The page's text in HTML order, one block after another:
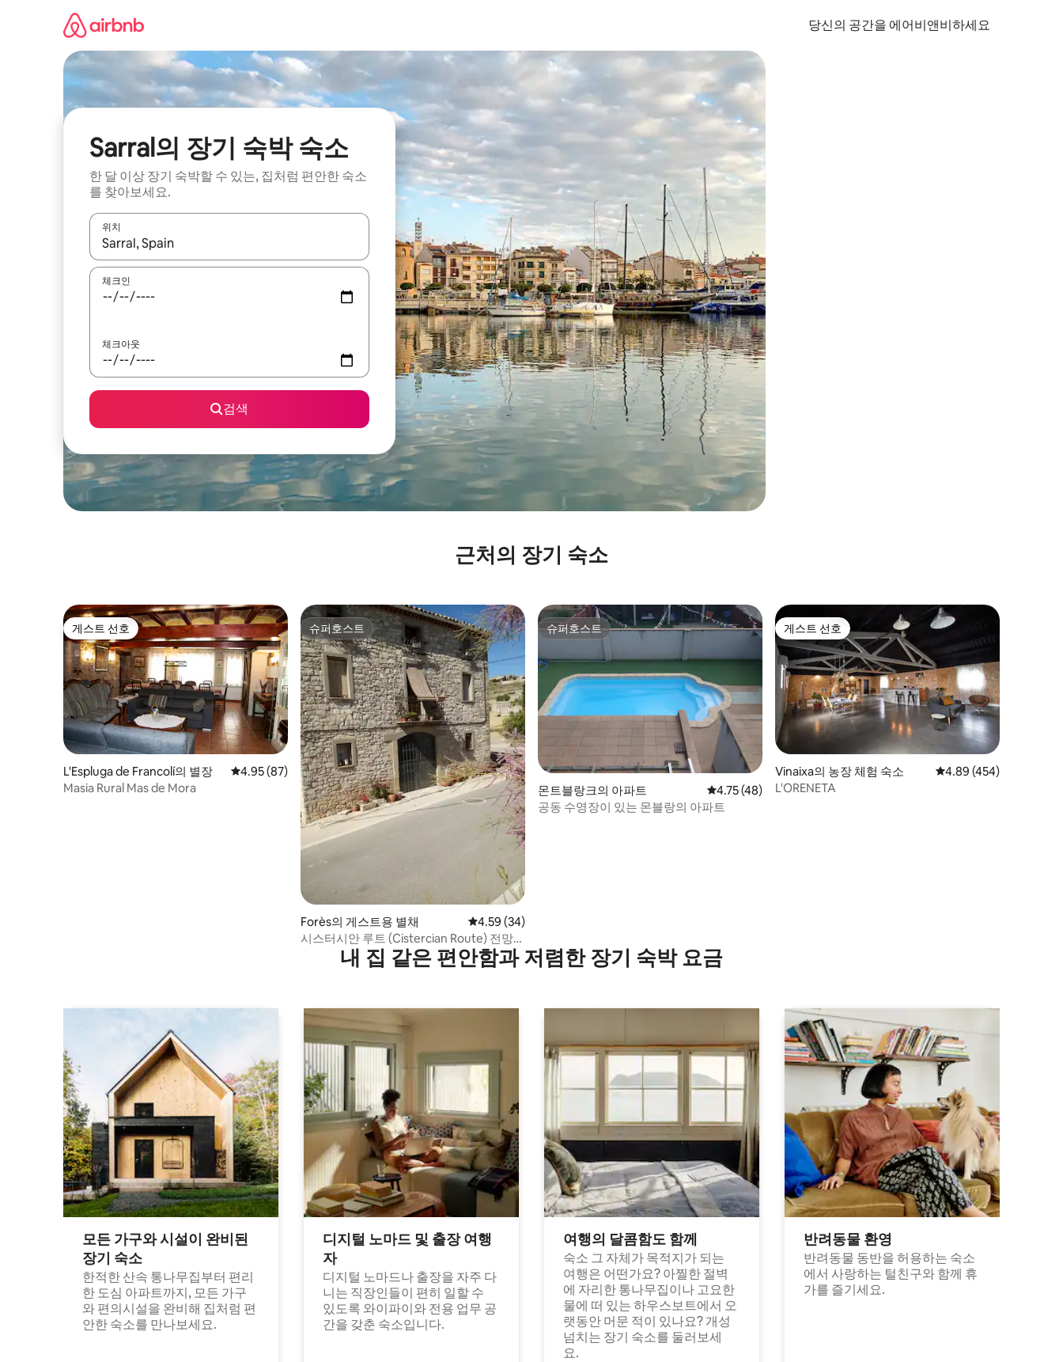
당신의 공간을 에어비앤비하세요
Sarral의 장기 숙박 숙소
한 달 이상 장기 숙박할 수 있는, 집처럼 편안한 숙소
를 찾아보세요.
위치
결과가 나오면 위·아래 화살표 키를 사용하거나 터치 또는 스와이프 동작으로 탐색하세요.
체크인
체크아웃
검색
근처의 장기 숙소
게스트 선호
게스트 선호
L'Espluga de Francolí의 별장 평점 4.95점(5점 만점), 후기 87개
4.95 (87)
Masia Rural Mas de Mora
슈퍼호스트
슈퍼호스트
Forès의 게스트용 별채 평점 4.59점(5점 만점), 후기 34개
4.59 (34)
시스터시안 루트 (Cistercian Route) 전망을
감상할 수 있는 실내 석조 주택
슈퍼호스트
슈퍼호스트
몬트블랑크의 아파트 평점 4.75점(5점 만점), 후기 48개
4.75 (48)
공동 수영장이 있는 몬블랑의 아파트
게스트 선호
게스트 선호
Vinaixa의 농장 체험 숙소 평점 4.89점(5점 만점),
4.89 (454)
L'ORENETA
내 집 같은 편안함과 저렴한 장기 숙박 요금
모든 가구와 시설이 완비된
장기 숙소
한적한 산속 통나무집부터 편리
한 도심 아파트까지, 모든 가구
와 편의시설을 완비해 집처럼 편
안한 숙소를 만나보세요.
디지털 노마드 및 출장 여행
자
디지털 노마드나 출장을 자주 다
니는 직장인들이 편히 일할 수
있도록 와이파이와 전용 업무 공
간을 갖춘 숙소입니다.
여행의 달콤함도 함께
숙소 그 자체가 목적지가 되는
여행은 어떤가요? 아찔한 절벽
에 자리한 통나무집이나 고요한
물에 떠 있는 하우스보트에서 오
랫동안 머문 적이 있나요? 개성
넘치는 장기 숙소를 둘러보세
요.
반려동물 환영
반려동물 동반을 허용하는 숙소
에서 사랑하는 털친구와 함께 휴
가를 즐기세요.